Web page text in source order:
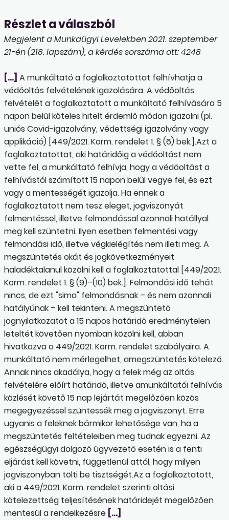
Részlet a válaszból
Megjelent a Munkaügyi Levelekben 2021. szeptember
21-én (218. lapszám), a kérdés sorszáma ott: 4248
[…] A munkáltató a foglalkoztatottat felhívhatja a
védőoltás felvételének igazolására. A védőoltás
felvételét a foglalkoztatott a munkáltató felhívására 5
napon belül köteles hitelt érdemlő módon igazolni (pl.
uniós Covid-igazolvány, védettségi igazolvány vagy
applikáció) [449/2021. Korm. rendelet 1. § (6) bek.].Azt a
foglalkoztatottat, aki határidőig a védőoltást nem
vette fel, a munkáltató felhívja, hogy a védőoltást a
felhívástól számított 15 napon belül vegye fel, és ezt
vagy a mentességét igazolja. Ha ennek a
foglalkoztatott nem tesz eleget, jogviszonyát
felmentéssel, illetve felmondással azonnali hatállyal
meg kell szüntetni. Ilyen esetben felmentési vagy
felmondási idő, illetve végkielégítés nem illeti meg. A
megszüntetés okát és jogkövetkezményeit
haladéktalanul közölni kell a foglalkoztatottal [449/2021.
Korm. rendelet 1. § (9)–(10) bek.]. Felmondási idő tehát
nincs, de ezt "sima" felmondásnak – és nem azonnali
hatályúnak – kell tekinteni. A megszüntető
jognyilatkozatot a 15 napos határidő eredménytelen
leteltét követően nyomban közölni kell, abban
hivatkozva a 449/2021. Korm. rendelet szabályaira. A
munkáltató nem mérlegelhet, amegszüntetés kötelező.
Annak nincs akadálya, hogy a felek még az oltás
felvételére előírt határidő, illetve amunkáltatói felhívás
közlését követő 15 nap lejártát megelőzően közös
megegyezéssel szüntessék meg a jogviszonyt. Erre
ugyanis a feleknek bármikor lehetősége van, ha a
megszüntetés feltételeiben meg tudnak egyezni. Az
egészségügyi dolgozó ügyvezető esetén is a fenti
eljárást kell követni, függetlenül attól, hogy milyen
jogviszonyban tölti be tisztségét.Az a foglalkoztatott,
aki a 449/2021. Korm. rendelet szerinti oltási
kötelezettség teljesítésének határidejét megelőzően
mentesül a rendelkezésre […]